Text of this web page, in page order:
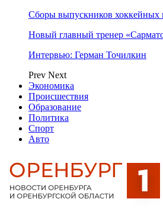
Сборы выпускников хоккейных
Новый главный тренер
Интервью: Герман Точилкин
Prev Next
Экономика
Происшествия
Образование
Политика
Спорт
Авто